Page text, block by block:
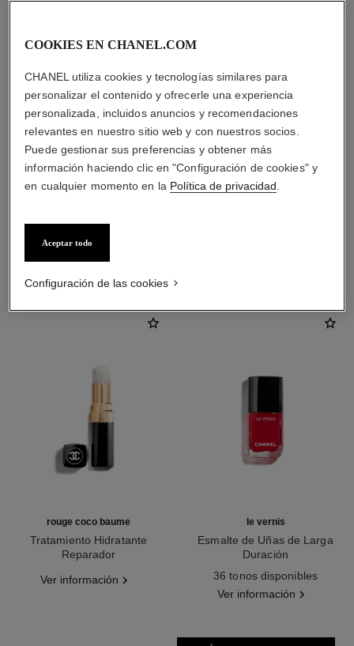
LA COMBINACIÓN PERFECTA
rouge coco baume
Tratamiento Hidratante
Reparador
Ver información
le vernis
Esmalte de Uñas de Larga
Duración
36 tonos disponibles
Ver información
COOKIES EN CHANEL.COM
CHANEL utiliza cookies y tecnologías similares para
personalizar el contenido y ofrecerle una experiencia
personalizada, incluidos anuncios y recomendaciones
relevantes en nuestro sitio web y con nuestros socios.
Puede gestionar sus preferencias y obtener más
información haciendo clic en "Configuración de cookies" y
en cualquier momento en la Política de privacidad
Aceptar todo
Configuración de las cookies